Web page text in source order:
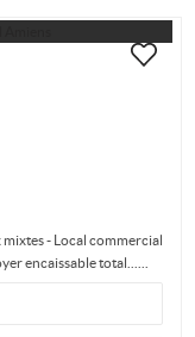
- Local commercial
encaissable total...